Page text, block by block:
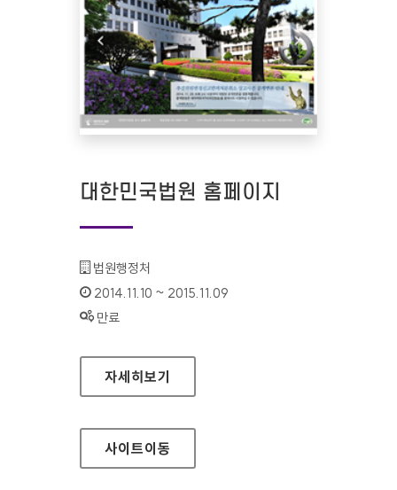
대한민국법원 홈페이지
기관명 :
법원행정처
인증기간 :
2014.11.10 ~ 2015.11.09
상태 :
만료
대한민국법원 홈페이지
자세히보기
사이트이동